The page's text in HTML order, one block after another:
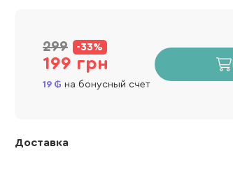
299 -33%
199 грн
19 на бонусный счет
Доставка